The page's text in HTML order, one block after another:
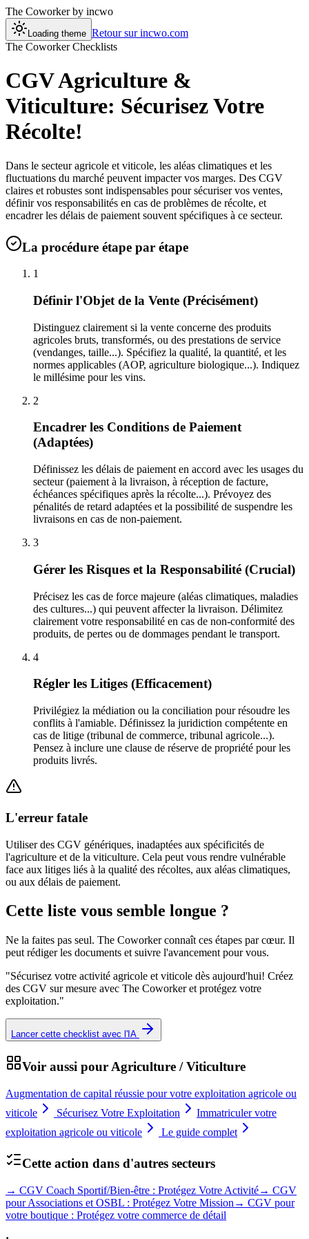
The Coworkerby incwo
Loading theme Retour sur incwo.com
The Coworker Checklists
CGV Agriculture &
Viticulture: Sécurisez Votre
Récolte!
Dans le secteur agricole et viticole, les aléas climatiques et les
fluctuations du marché peuvent impacter vos marges. Des CGV
claires et robustes sont indispensables pour sécuriser vos ventes,
définir vos responsabilités en cas de problèmes de récolte, et
encadrer les délais de paiement souvent spécifiques à ce secteur.
La procédure étape par étape
1
Définir l'Objet de la Vente (Précisément)
Distinguez clairement si la vente concerne des produits
agricoles bruts, transformés, ou des prestations de service
(vendanges, taille...). Spécifiez la qualité, la quantité, et les
normes applicables (AOP, agriculture biologique...). Indiquez
le millésime pour les vins.
2
Encadrer les Conditions de Paiement
(Adaptées)
Définissez les délais de paiement en accord avec les usages du
secteur (paiement à la livraison, à réception de facture,
échéances spécifiques après la récolte...). Prévoyez des
pénalités de retard adaptées et la possibilité de suspendre les
livraisons en cas de non-paiement.
3
Gérer les Risques et la Responsabilité (Crucial)
Précisez les cas de force majeure (aléas climatiques, maladies
des cultures...) qui peuvent affecter la livraison. Délimitez
clairement votre responsabilité en cas de non-conformité des
produits, de pertes ou de dommages pendant le transport.
4
Régler les Litiges (Efficacement)
Privilégiez la médiation ou la conciliation pour résoudre les
conflits à l'amiable. Définissez la juridiction compétente en
cas de litige (tribunal de commerce, tribunal agricole...).
Pensez à inclure une clause de réserve de propriété pour les
produits livrés.
L'erreur fatale
Utiliser des CGV génériques, inadaptées aux spécificités de
l'agriculture et de la viticulture. Cela peut vous rendre vulnérable
face aux litiges liés à la qualité des récoltes, aux aléas climatiques,
ou aux délais de paiement.
Cette liste vous semble longue ?
Ne la faites pas seul. The Coworker connaît ces étapes par cœur. Il
peut rédiger les documents et suivre l'avancement pour vous.
"Sécurisez votre activité agricole et viticole dès aujourd'hui! Créez
des CGV sur mesure avec The Coworker et protégez votre
exploitation."
Lancer cette checklist avec l'IA
Voir aussi pour Agriculture / Viticulture
Augmentation de capital réussie pour votre exploitation agricole ou
viticole
Sécurisez Votre Exploitation
Immatriculer votre
exploitation agricole ou viticole
Le guide complet
Cette action dans d'autres secteurs
→ CGV Coach Sportif/Bien-être : Protégez Votre Activité→ CGV
pour Associations et OSBL : Protégez Votre Mission → CGV pour
votre boutique : Protégez votre commerce de détail